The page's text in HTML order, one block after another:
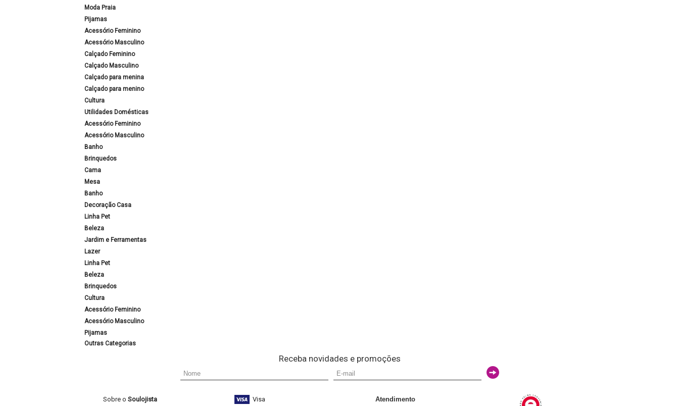
Moda Praia
Pijamas
Acessório Feminino
Acessório Masculino
Calçado Feminino
Calçado Masculino
Calçado para menina
Calçado para menino
Cultura
Utilidades Domésticas
Acessório Feminino
Acessório Masculino
Banho
Brinquedos
Cama
Mesa
Banho
Decoração Casa
Linha Pet
Beleza
Jardim e Ferramentas
Lazer
Linha Pet
Beleza
Brinquedos
Cultura
Acessório Feminino
Acessório Masculino
Pijamas
Outras Categorias
Receba novidades e promoções
Sobre o Soulojista Visa Atendimento